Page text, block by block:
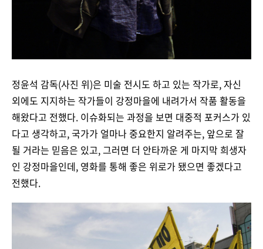
정윤석 감독(사진 위)은 미술 전시도 하고 있는 작가로, 자신
외에도 지지하는 작가들이 강정마을에 내려가서 작품 활동을
해왔다고 전했다. 이슈화되는 과정을 보면 대중적 포커스가 있
다고 생각하고, 국가가 얼마나 중요한지 알려주는, 앞으로 잘
될 거라는 믿음은 있고, 그러면 더 안타까운 게 마지막 희생자
인 강정마을인데, 영화를 통해 좋은 위로가 됐으면 좋겠다고
전했다.